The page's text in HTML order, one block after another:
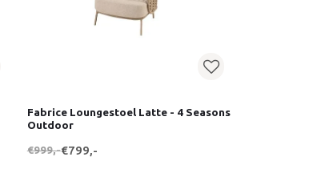
Fabrice Loungestoel Latte - 4 Seasons
Outdoor
€999,-€799,-